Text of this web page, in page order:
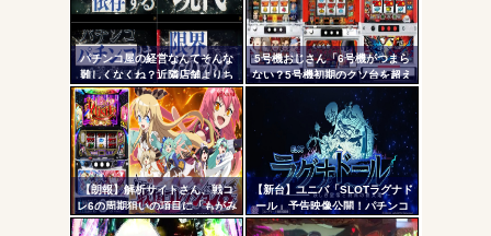
Powered by livedoor 相互RSS
パチンコ屋の経営なんてそんな
難しくなくね？近隣店舗よりち
ょっと多めに出しておけば勝手
に客が寄ってくるのに強欲すぎ
て極限まで搾り取るから客が飛
ぶんだよ
5号機おじさん「6号機がつまら
ない？5号機初期のクソ台を超え
る事は絶対に無理」
【朗報】解析サイトさん、戦コ
レ6の周期狙いの項目に「もがみ
んの尻画像」を採用
【新台】ユニバ「SLOTラグナド
ール」予告映像公開！パチンコ
版面白かったし期待だな！！！
自動
更新
ツー
ル